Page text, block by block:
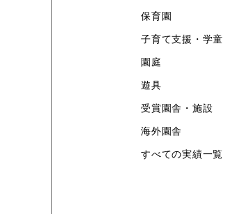
保育園
子育て支援・学童
園庭
遊具
受賞園舎・施設
海外園舎
すべての実績一覧